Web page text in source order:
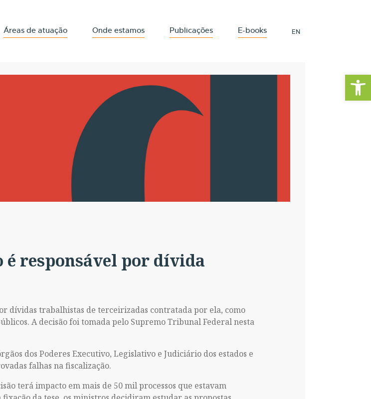
Barra de
Áreas de atuação Onde estamos Publicações E-books EN
é responsável por dívida
dívidas trabalhistas de terceirizadas contratada por ela, como
A decisão foi tomada pelo Supremo Tribunal Federal nesta
dos Poderes Executivo, Legislativo e Judiciário dos estados e
falhas na fiscalização.
terá impacto em mais de 50 mil processos que estavam